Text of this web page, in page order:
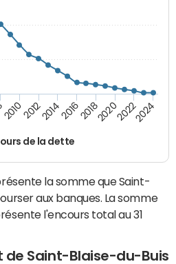
de la dette
20102012201420162018202020222024
la somme que Saint-
aux banques. La somme
l'encours total au 31
de Saint-Blaise-du-Buis